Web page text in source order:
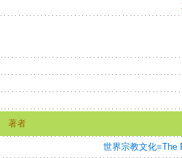
著者
世界宗教文化=The